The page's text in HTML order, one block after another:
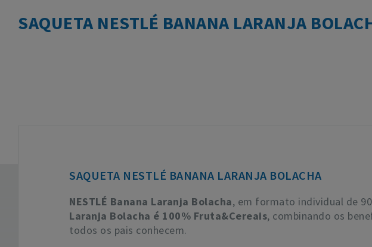
SAQUETA NESTLÉ BANANA LARANJA
SAQUETA NESTLÉ BANANA LARANJA BOLACHA
NESTLÉ Banana Laranja Bolacha, em formato individual de
Laranja Bolacha é 100% Fruta&Cereais, combinando os
todos os pais conhecem.